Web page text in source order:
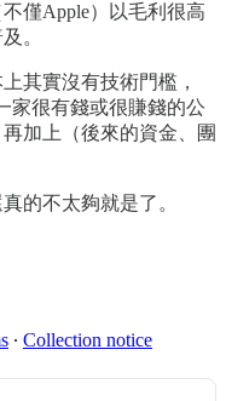
僅Apple）以毛利很高
。
其實沒有技術門檻，
家很有錢或很賺錢的公
加上（後來的資金、團
的不太夠就是了。
∙ Collection notice